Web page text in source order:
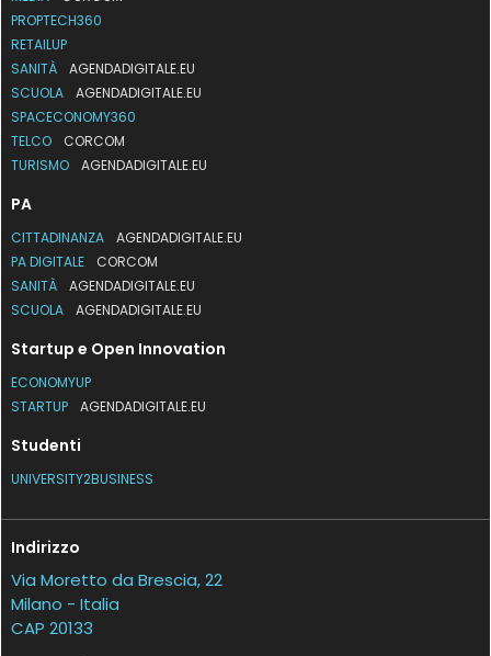
PROPTECH360
RETAILUP
SANITÀ
AGENDADIGITALE.EU
SCUOLA
AGENDADIGITALE.EU
SPACECONOMY360
TELCO
CORCOM
TURISMO
AGENDADIGITALE.EU
PA
CITTADINANZA
AGENDADIGITALE.EU
PA DIGITALE
CORCOM
SANITÀ
AGENDADIGITALE.EU
SCUOLA
AGENDADIGITALE.EU
Startup e Open Innovation
ECONOMYUP
STARTUP
AGENDADIGITALE.EU
Studenti
UNIVERSITY2BUSINESS
Indirizzo
Via Moretto da Brescia, 22
Milano - Italia
CAP 20133